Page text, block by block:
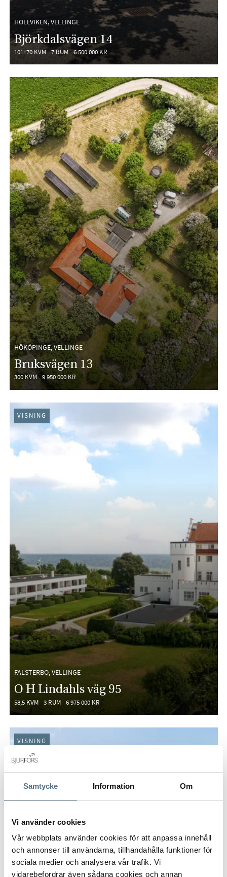
Samtycke Information Om
Vi använder cookies
Vår webbplats använder cookies för att anpassa innehåll
och annonser till användarna, tillhandahålla funktioner för
sociala medier och analysera vår trafik. Vi
vidarebefordrar även sådana cookies och annan
HÖLLVIKEN, VELLINGE
Björkdalsvägen 14
101+70 KVM 7 RUM 6 500 000 KR
HÖKÖPINGE, VELLINGE
Bruksvägen 13
300 KVM 9 950 000 KR
FALSTERBO, VELLINGE
O H Lindahls väg 95
58,5 KVM 3 RUM 6 975 000 KR
VISNING
VISNING